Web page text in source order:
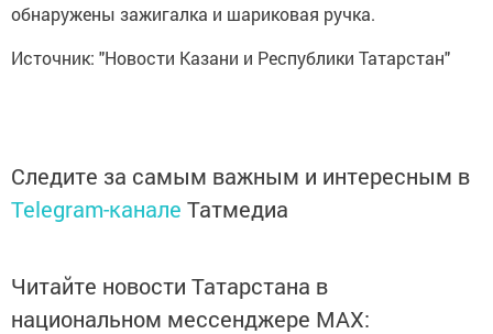
обнаружены зажигалка и шариковая ручка.
Источник: "Новости Казани и Республики Татарстан"
Следите за самым важным и интересным в
Telegram-канале Татмедиа
Читайте новости Татарстана в
национальном мессенджере MАХ: